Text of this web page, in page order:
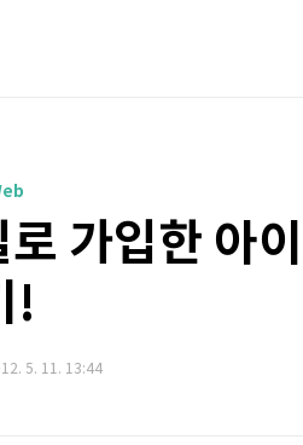
가입한 아
!
5. 11. 13:44